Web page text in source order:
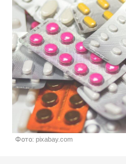
Фото: pixabay.com